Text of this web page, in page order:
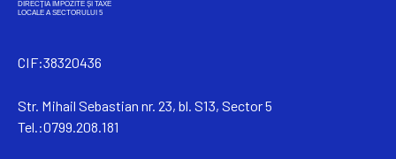
CIF:38320436
Str. Mihail Sebastian nr. 23, bl. S13, Sector 5
Tel.:0799.208.181